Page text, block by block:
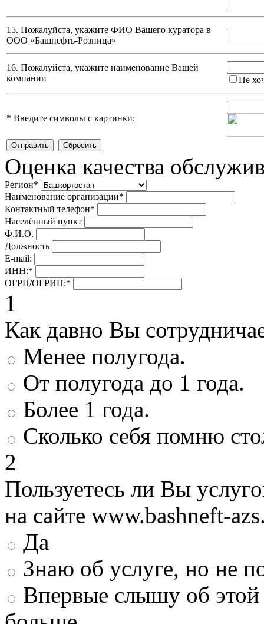
15. Пожалуйста, укажите ФИО Вашего куратора в
ООО «Башнефть-Розница»
16. Пожалуйста, укажите наименование Вашей
компании
Не
* Введите символы с картинки:
Оценка качества
Регион*
Наименование организации*
Контактный телефон*
Населённый пункт
Ф.И.О.
Должность
E-mail:
ИНН:*
ОГРН/ОГРИП:*
1
Как давно Вы
Менее полугода.
От полугода до 1 года.
Более 1 года.
Сколько себя помню
2
Пользуетесь ли Вы
на сайте www.bashneft-
Да
Знаю об услуге, но не
Впервые слышу об этой